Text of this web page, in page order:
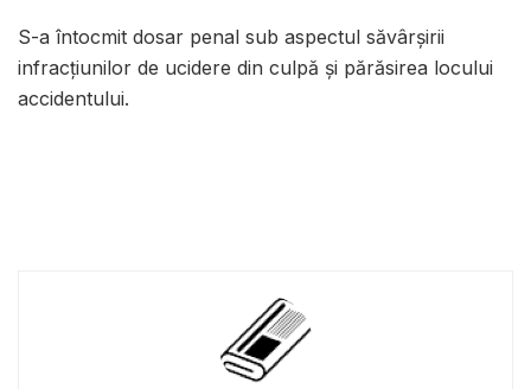
S-a întocmit dosar penal sub aspectul săvârșirii
infracțiunilor de ucidere din culpă și părăsirea locului
accidentului.